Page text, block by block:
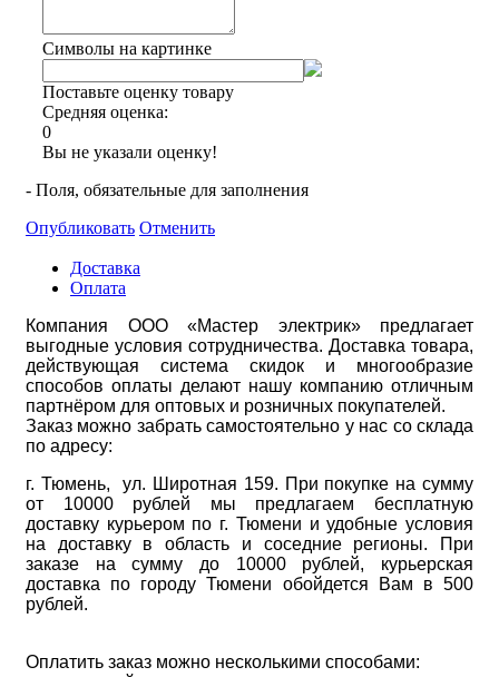
Символы на картинке
Поставьте оценку товару
Средняя оценка:
0
Вы не указали оценку!
- Поля, обязательные для заполнения
Опубликовать Отменить
Доставка
Оплата
Компания ООО «Мастер электрик» предлагает
выгодные условия сотрудничества. Доставка товара,
действующая система скидок и многообразие
способов оплаты делают нашу компанию отличным
партнёром для оптовых и розничных покупателей.
Заказ можно забрать самостоятельно у нас со склада
по адресу:
г. Тюмень, ул. Широтная 159. При покупке на сумму
от 10000 рублей мы предлагаем бесплатную
доставку курьером по г. Тюмени и удобные условия
на доставку в область и соседние регионы. При
заказе на сумму до 10000 рублей, курьерская
доставка по городу Тюмени обойдется Вам в 500
рублей.
Оплатить заказ можно несколькими способами: